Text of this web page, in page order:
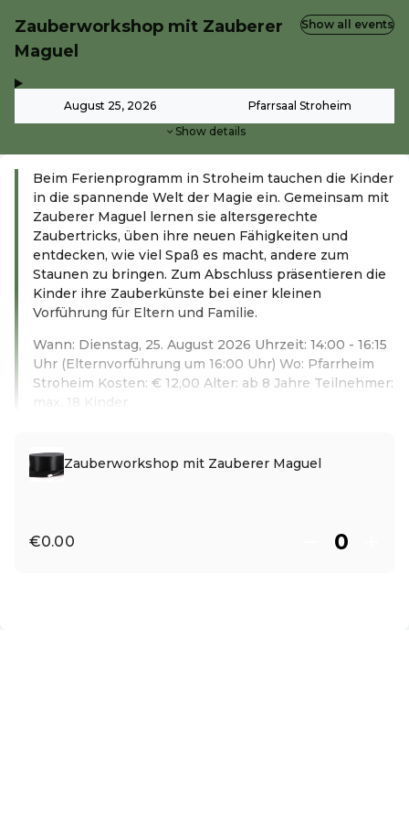
Zauberworkshop mit Zauberer
Maguel
August 25, 2026 Pfarrsaal Stroheim
Show details
Show all events
Beim Ferienprogramm in Stroheim tauchen die Kinder
in die spannende Welt der Magie ein. Gemeinsam mit
Zauberer Maguel lernen sie altersgerechte
Zaubertricks, üben ihre neuen Fähigkeiten und
entdecken, wie viel Spaß es macht, andere zum
Staunen zu bringen. Zum Abschluss präsentieren die
Kinder ihre Zauberkünste bei einer kleinen
Vorführung für Eltern und Familie.
Wann: Dienstag, 25. August 2026 Uhrzeit: 14:00 - 16:15
Uhr (Elternvorführung um 16:00 Uhr) Wo: Pfarrheim
Stroheim Kosten: € 12,00 Alter: ab 8 Jahre Teilnehmer:
max. 18 Kinder
Zauberworkshop mit Zauberer Maguel
€0.00